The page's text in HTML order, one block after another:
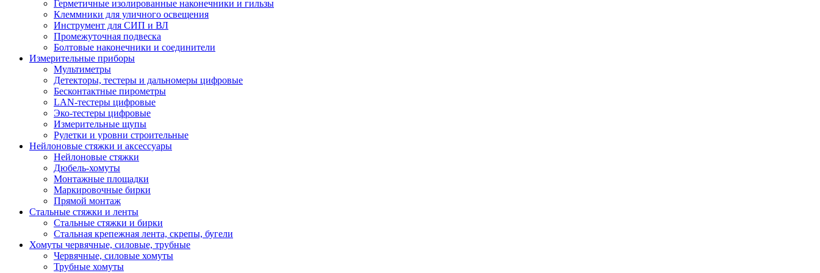
Герметичные изолированные наконечники и гильзы
Клеммники для уличного освещения
Инструмент для СИП и ВЛ
Промежуточная подвеска
Болтовые наконечники и соединители
Измерительные приборы
Мультиметры
Детекторы, тестеры и дальномеры цифровые
Бесконтактные пирометры
LAN-тестеры цифровые
Эко-тестеры цифровые
Измерительные щупы
Рулетки и уровни строительные
Нейлоновые стяжки и аксессуары
Нейлоновые стяжки
Дюбель-хомуты
Монтажные площадки
Маркировочные бирки
Прямой монтаж
Стальные стяжки и ленты
Стальные стяжки и бирки
Стальная крепежная лента, скрепы, бугели
Хомуты червячные, силовые, трубные
Червячные, силовые хомуты
Трубные хомуты